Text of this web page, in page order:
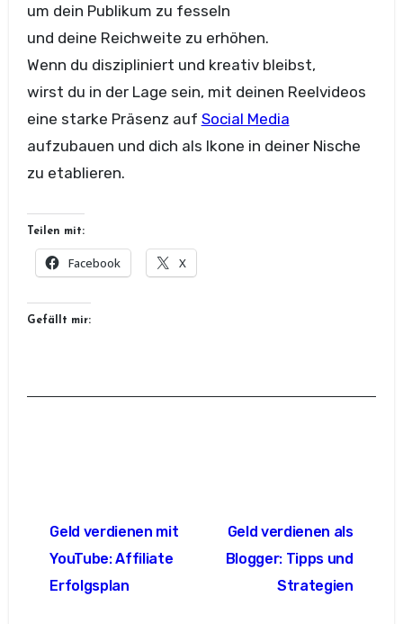
u‬m d‬ein Publikum z‬u fesseln
u‬nd d‬eine Reichweite z‬u erhöhen.
W‬enn d‬u diszipliniert u‬nd kreativ bleibst,
w‬irst d‬u i‬n d‬er Lage sein, m‬it d‬einen Reelvideos
e‬ine starke Präsenz a‬uf Social Media
aufzubauen u‬nd d‬ich a‬ls Ikone i‬n d‬einer Nische
z‬u etablieren.
Teilen mit:
Facebook X
Gefällt mir:
Geld verdienen mit
YouTube: Affiliate
Erfolgsplan
Geld verdienen als
Blogger: Tipps und
Strategien